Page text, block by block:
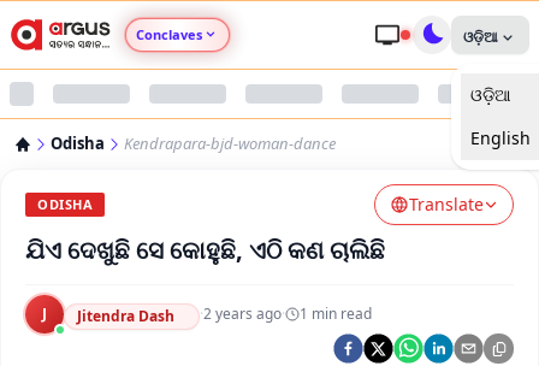
Conclaves
Argus Nari Shakti
Argus Swaad Odisha
ଓଡ଼ିଆ
ଓଡ଼ିଆ
English
Odisha Kendrapara-bjd-woman-dance
ODISHA Translate
ଯିଏ ଦେଖୁଛି ସେ କୋହୁଛି, ଏଠି କଣ ଚାଲିଛି
J Jitendra Dash ·2 years ago· 1 min read